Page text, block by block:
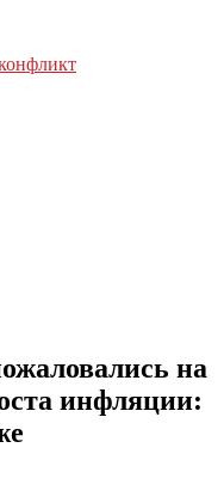
на
инфляции: